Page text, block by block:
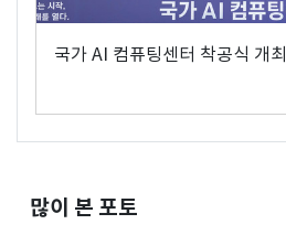
국가 AI 컴퓨팅센터 착공식 개최
많이 본 포토